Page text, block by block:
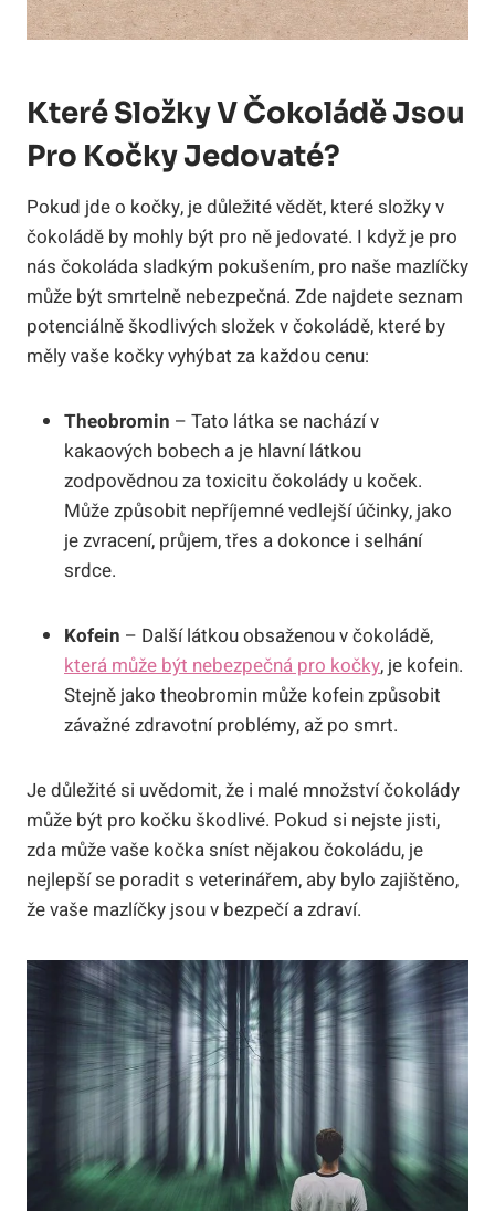
Které Složky V Čokoládě Jsou
Pro Kočky Jedovaté?
Pokud jde o kočky, je důležité vědět, které složky v
čokoládě by mohly být pro ně jedovaté. I když je pro
nás čokoláda sladkým pokušením, pro naše mazlíčky
může být smrtelně nebezpečná. Zde najdete seznam
potenciálně škodlivých složek v čokoládě, které by
měly vaše kočky vyhýbat za každou cenu:
Theobromin – Tato látka se nachází v
kakaových bobech a je hlavní látkou
zodpovědnou za toxicitu čokolády u koček.
Může způsobit nepříjemné vedlejší účinky, jako
je zvracení, průjem, třes a dokonce i selhání
srdce.
Kofein – Další látkou obsaženou v čokoládě,
která může být nebezpečná pro kočky, je kofein.
Stejně jako theobromin může kofein způsobit
závažné zdravotní problémy, až po smrt.
Je důležité si uvědomit, že i malé množství čokolády
může být pro kočku škodlivé. Pokud si nejste jisti,
zda může vaše kočka sníst nějakou čokoládu, je
nejlepší se poradit s veterinářem, aby bylo zajištěno,
že vaše mazlíčky jsou v bezpečí a zdraví.